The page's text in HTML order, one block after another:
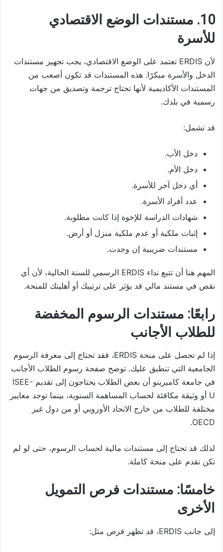
10. مستندات الوضع الاقتصادي
للأسرة
لأن ERDIS تعتمد على الوضع الاقتصادي، يجب تجهيز مستندات
الدخل والأسرة مبكرًا. هذه المستندات قد تكون أصعب من
المستندات الأكاديمية لأنها تحتاج ترجمة وتصديق من جهات
رسمية في بلدك.
قد تشمل:
دخل الأب.
دخل الأم.
أي دخل آخر للأسرة.
عدد أفراد الأسرة.
شهادات الدراسة للإخوة إذا كانت مطلوبة.
إثبات ملكية أو عدم ملكية منزل أو أرض.
مستندات ضريبية إن وجدت.
المهم هنا أن تتبع نداء ERDIS الرسمي للسنة الحالية، لأن أي
نقص في مستند مالي قد يؤثر على ترتيبك أو أهليتك للمنحة.
رابعًا: مستندات الرسوم المخفضة
للطلاب الأجانب
إذا لم تحصل على منحة ERDIS، فقد تحتاج إلى معرفة الرسوم
الجامعية التي تنطبق عليك. توضح صفحة رسوم الطلاب الأجانب
في جامعة كاميرينو أن بعض الطلاب يحتاجون إلى تقديم ISEE-
U أو وثيقة مكافئة لحساب المساهمة السنوية، بينما توجد معايير
مختلفة للطلاب من خارج الاتحاد الأوروبي أو من دول غير
OECD.
لذلك قد تحتاج إلى مستندات مالية لحساب الرسوم، حتى لو لم
تكن تقدم على منحة كاملة.
خامسًا: مستندات فرص التمويل
الأخرى
إلى جانب ERDIS، قد تظهر فرص مثل: